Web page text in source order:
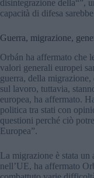
disintegrazione della“”,
capacità di difesa
Guerra, migrazione,
Orbán ha affermato che
valori generali europei
guerra, della migrazione,
sul lavoro, tuttavia,
europea, ha affermato.
politica tra stati con
questioni perché ciò
Europea”.
La migrazione è stata
nell’UE, ha affermato